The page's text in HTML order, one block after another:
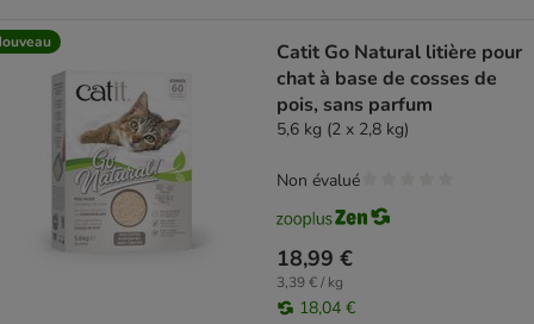
Catit Go Natural litière pour
chat à base de cosses de
pois, sans parfum
5,6 kg (2 x 2,8 kg)
18,99 €
3,39 € / kg
18,04 €
Non évalué